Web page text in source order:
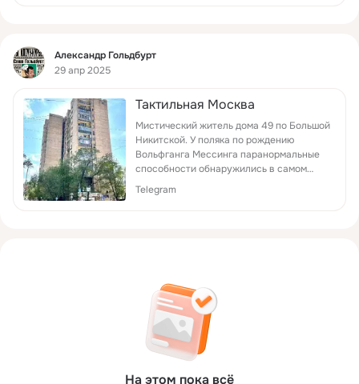
Фид
Александр Гольдбурт
29 апр 2025
Тактильная Москва
Мистический житель дома 49 по Большой
Никитской. У поляка по рождению
Вольфганга Мессинга паранормальные
способности обнаружились в самом
раннем детстве, после зверского
убийства его матери во время Второй
Telegram
На этом пока всё